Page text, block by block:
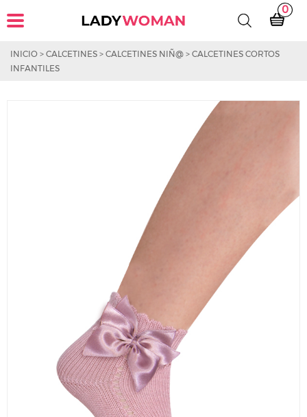
0
INICIO > CALCETINES > CALCETINES NIÑ@ > CALCETINES CORTOS
INFANTILES